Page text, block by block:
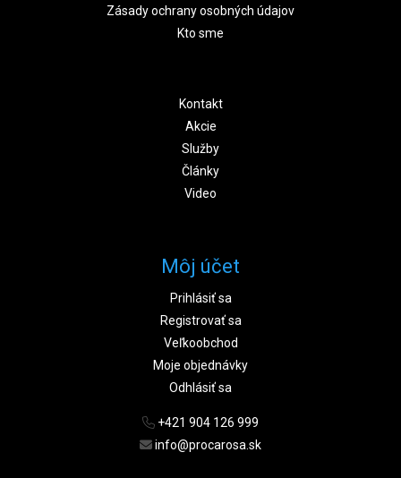
Zásady ochrany osobných údajov
Kto sme
Kontakt
Akcie
Služby
Články
Video
Môj účet
Prihlásiť sa
Registrovať sa
Veľkoobchod
Moje objednávky
Odhlásiť sa
+421 904 126 999
info@procarosa.sk